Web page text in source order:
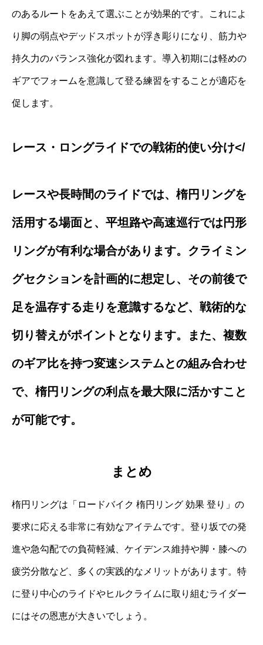
のあるルートをあえて選ぶことが効果的です。これによ
り脚の弱点やデッドスポットが浮き彫りになり、筋力や
持久力のバランス強化が図れます。導入初期には軽めの
ギアでフォームを意識して登る練習をすることが適応を
促します。
レース・ロングライドでの戦術的使い分け</
レースや長時間のライドでは、楕円リングを
活用する場面と、平坦路や高速巡行では円形
リングが有利な場合があります。クライミン
グセクションを計画的に想定し、その前後で
足を温存する走りを意識するなど、戦術的な
切り替えがポイントとなります。また、複数
のギア比を持つ変速システムとの組み合わせ
で、楕円リングの利点を最大限に活かすこと
が可能です。
まとめ
楕円リングは「ロードバイク 楕円リング 効果 登り」の
要求に応える非常に有効なアイテムです。登り坂での発
進や急勾配での負荷軽減、ケイデンス維持や脚・膝への
疲労分散など、多くの実践的なメリットがあります。特
に登り中心のライドやヒルクライムに取り組むライダー
にはその恩恵が大きいでしょう。